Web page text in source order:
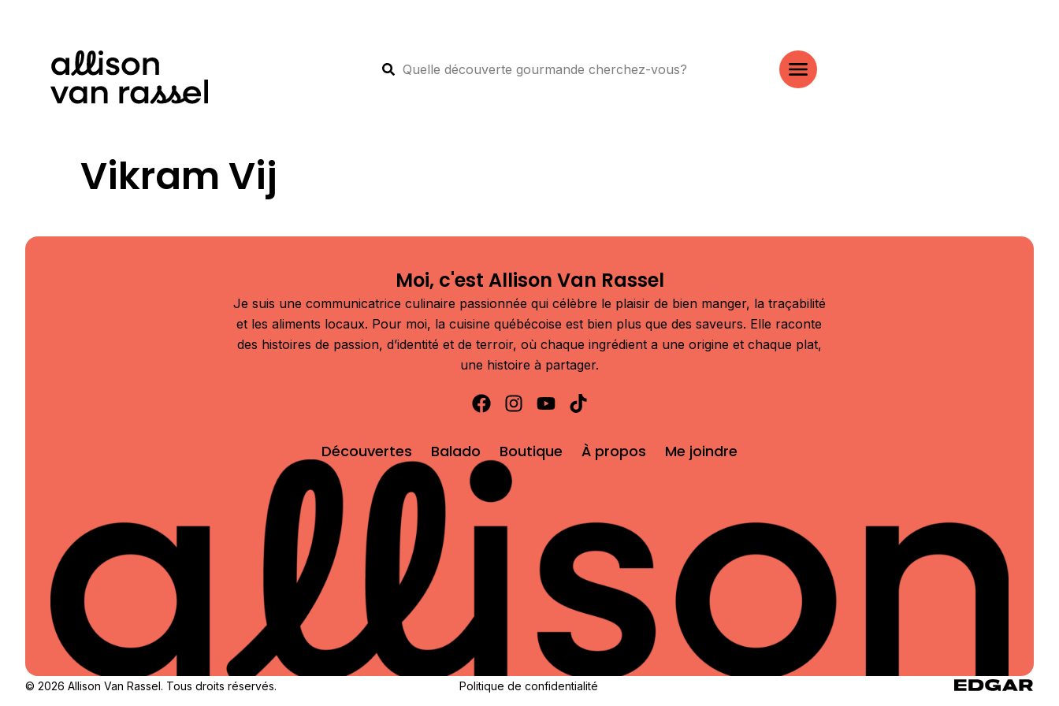
Vikram Vij
Moi, c'est Allison Van Rassel
Je suis une communicatrice culinaire passionnée qui célèbre le plaisir de bien manger, la traçabilité
et les aliments locaux. Pour moi, la cuisine québécoise est bien plus que des saveurs. Elle raconte
des histoires de passion, d’identité et de terroir, où chaque ingrédient a une origine et chaque plat,
une histoire à partager.
Découvertes Balado Boutique À propos Me joindre
© 2026 Allison Van Rassel. Tous droits réservés. Politique de confidentialité